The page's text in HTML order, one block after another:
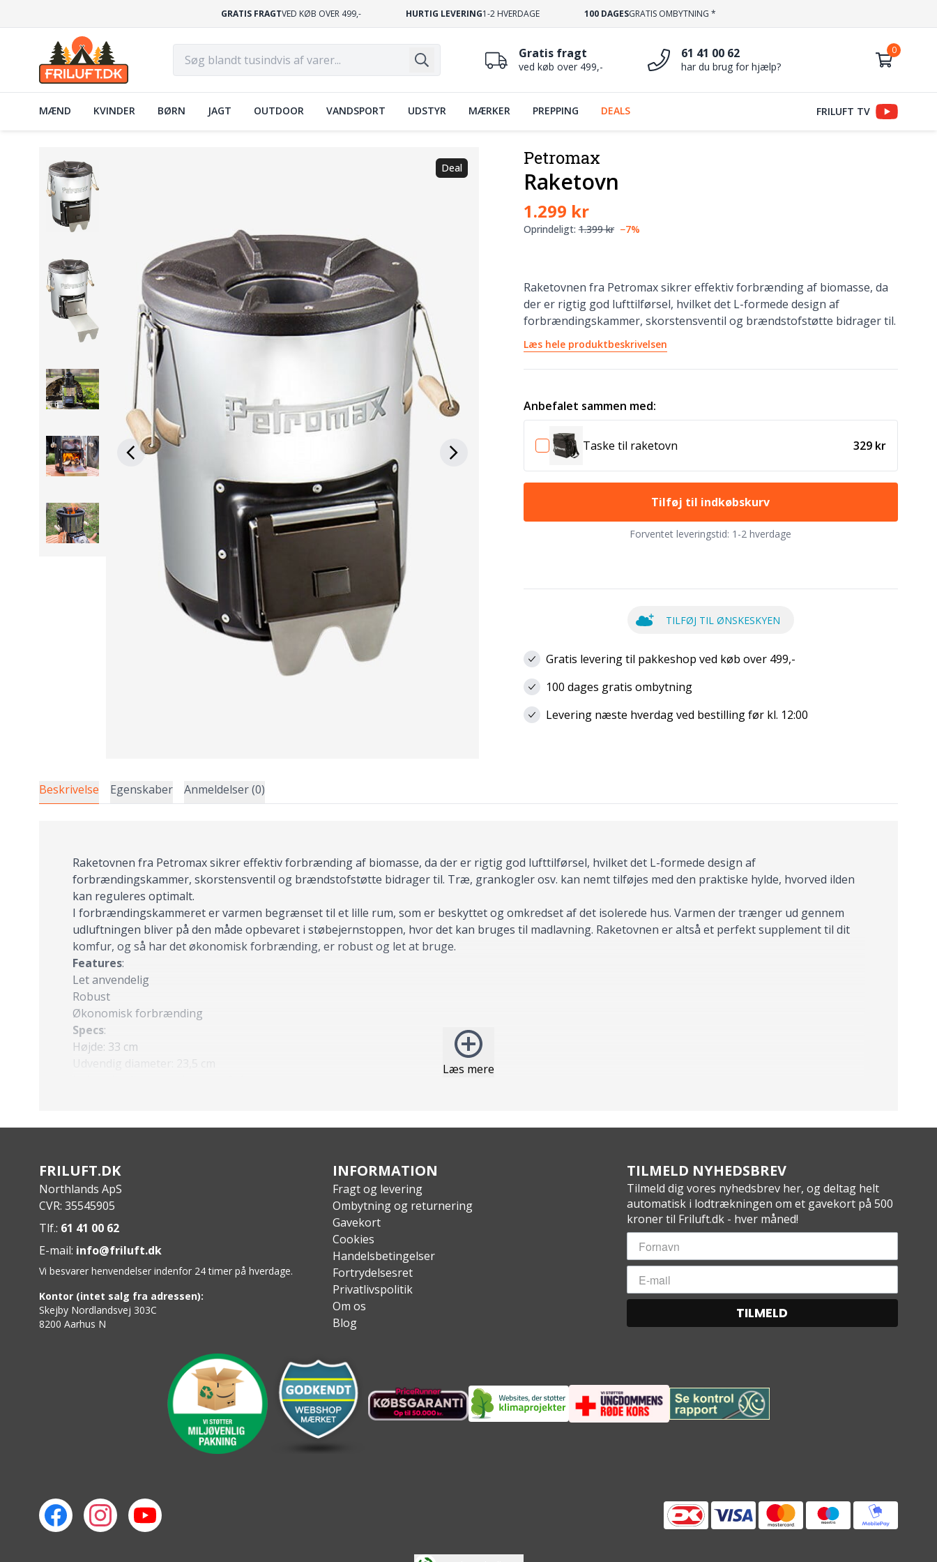
GRATIS FRAGTVED KØB OVER 499,- HURTIG LEVERING1-2 HVERDAGE 100 DAGESGRATIS OMBYTNING *
Gratis fragt
ved køb over 499,-
61 41 00 62
har du brug for hjælp?
MÆND KVINDER BØRN JAGT OUTDOOR VANDSPORT UDSTYR MÆRKER PREPPING DEALS FRILUFT TV
Deal Petromax
Raketovn
1.299 kr
Oprindeligt: 1.399 kr −7%
Raketovnen fra Petromax sikrer effektiv forbrænding af biomasse, da
der er rigtig god lufttilførsel, hvilket det L-formede design af
forbrændingskammer, skorstensventil og brændstofstøtte bidrager til.
Læs hele produktbeskrivelsen
Anbefalet sammen med:
Taske til raketovn 329 kr
Tilføj til indkøbskurv
Forventet leveringstid: 1-2 hverdage
TILFØJ TIL ØNSKESKYEN
Gratis levering til pakkeshop ved køb over 499,-
100 dages gratis ombytning
Levering næste hverdag ved bestilling før kl. 12:00
Beskrivelse Egenskaber Anmeldelser (0)
Læs mere
Raketovnen fra Petromax sikrer effektiv forbrænding af biomasse, da der er rigtig god lufttilførsel, hvilket det L-formede design af
forbrændingskammer, skorstensventil og brændstofstøtte bidrager til. Træ, grankogler osv. kan nemt tilføjes med den praktiske hylde, hvorved ilden
kan reguleres optimalt.
I forbrændingskammeret er varmen begrænset til et lille rum, som er beskyttet og omkredset af det isolerede hus. Varmen der trænger ud gennem
udluftningen bliver på den måde opbevaret i støbejernstoppen, hvor det kan bruges til madlavning. Raketovnen er altså et perfekt supplement til dit
komfur, og så har det økonomisk forbrænding, er robust og let at bruge.
Features:
Let anvendelig
Robust
Økonomisk forbrænding
Specs:
Højde: 33 cm
Udvendig diameter: 23,5 cm
Materiale: Rustfrit stål, støbejern, træ
FRILUFT.DK
Northlands ApS
CVR: 35545905
Tlf.: 61 41 00 62
E-mail: info@friluft.dk
Vi besvarer henvendelser indenfor 24 timer på hverdage.
Kontor (intet salg fra adressen):
Skejby Nordlandsvej 303C
8200 Aarhus N
INFORMATION
Fragt og levering
Ombytning og returnering
Gavekort
Cookies
Handelsbetingelser
Fortrydelsesret
Privatlivspolitik
Om os
Blog
TILMELD NYHEDSBREV
Tilmeld dig vores nyhedsbrev her, og deltag helt
automatisk i lodtrækningen om et gavekort på 500
kroner til Friluft.dk - hver måned!
TILMELD